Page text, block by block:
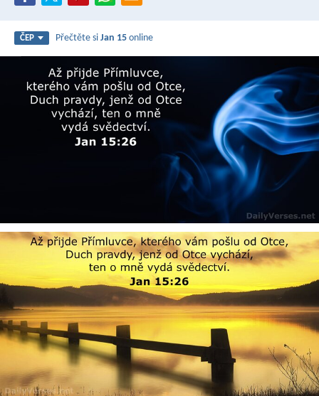
ČEP Přečtěte siJan 15 online